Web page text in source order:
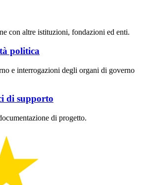
con altre istituzioni, fondazioni ed enti.
politica
e interrogazioni degli organi di governo
di supporto
di progetto.